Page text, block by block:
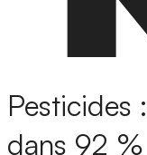
Pesticides
dans 92